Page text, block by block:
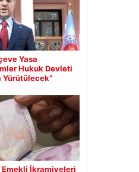
Yasa
Hukuk Devleti
Emekli İkramiyeleri